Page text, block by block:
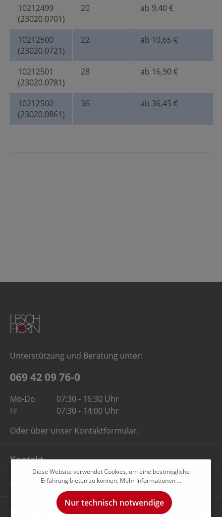
10212499
(23020.0701)
20 ab 9,40 €
10212500
(23020.0721)
22 ab 10,65 €
10212501
(23020.0781)
28 ab 16,90 €
10212502
(23020.0861)
36 ab 36,45 €
Unterstützung und Beratung unter:
069 42 09 76-0
Mo-Do
07:30 - 16:30 Uhr
Fr
07:30 - 14:00 Uhr
Oder über unser Kontaktformular.
Kontakt
Unternehmen
Rechtliches
Diese Website verwendet Cookies, um eine bestmögliche
Erfahrung bieten zu können. Mehr Informationen ...
Nur technisch notwendige